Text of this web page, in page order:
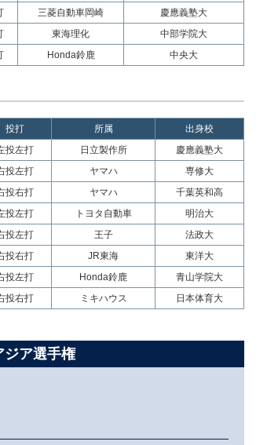
三菱自動車岡崎
慶應義塾大
東海理化
中部学院大
Honda鈴鹿 中央大
投打 所属
出身校
投左打 日立製作所
慶應義塾大
投左打 ヤマハ
専修大
投右打 ヤマハ
千葉英和高
投左打 トヨタ自動車
明治大
投左打 王子
法政大
投右打 JR東海
東洋大
投左打 Honda鈴鹿
青山学院大
投右打 ミキハウス 日本体育大
ジア選手権